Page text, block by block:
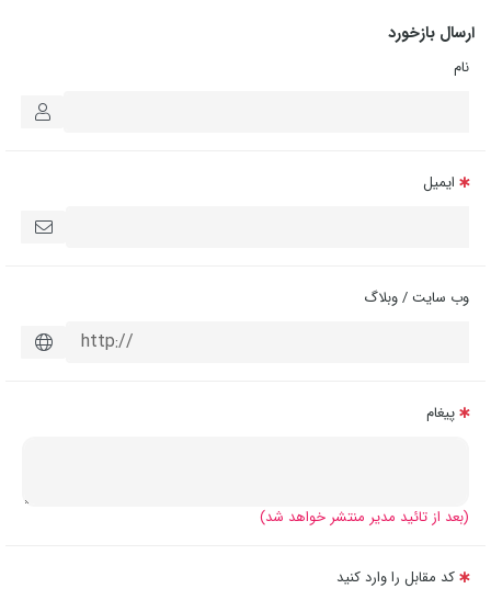
ارسال بازخورد
نام
ایمیل
وب سایت / وبلاگ
پیغام
(بعد از تائید مدیر منتشر خواهد شد)
کد مقابل را وارد کنید